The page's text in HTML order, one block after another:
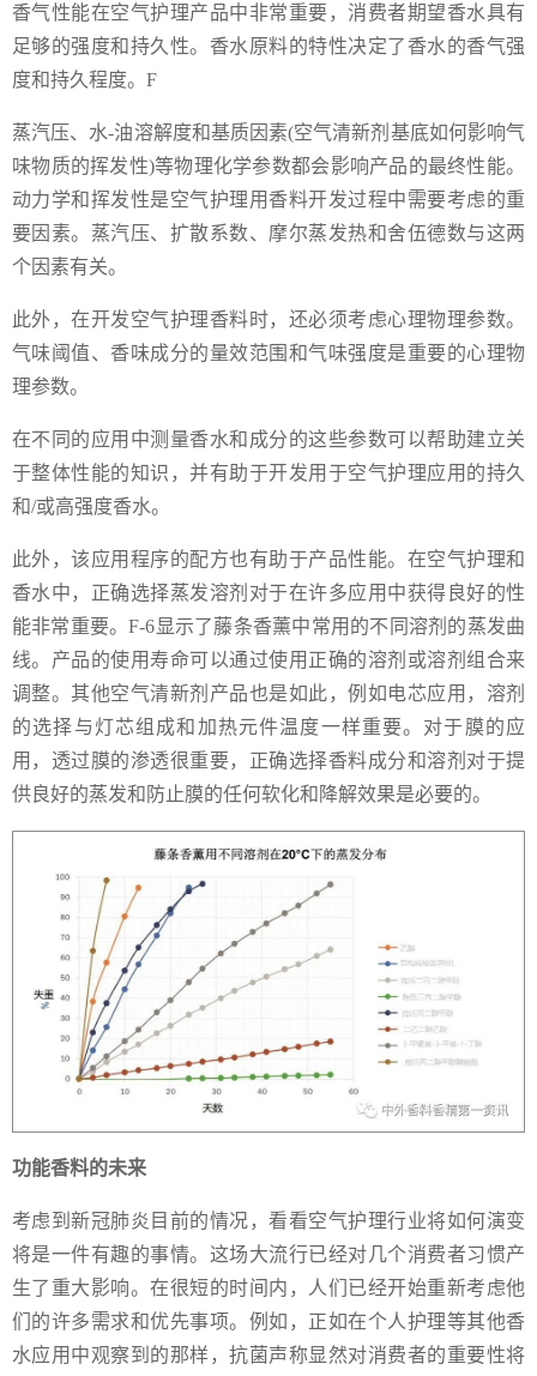
香气性能在空气护理产品中非常重要，消费者期望香水具有
足够的强度和持久性。香水原料的特性决定了香水的香气强
度和持久程度。F
蒸汽压、水-油溶解度和基质因素(空气清新剂基底如何影响气
味物质的挥发性)等物理化学参数都会影响产品的最终性能。
动力学和挥发性是空气护理用香料开发过程中需要考虑的重
要因素。蒸汽压、扩散系数、摩尔蒸发热和舍伍德数与这两
个因素有关。
此外，在开发空气护理香料时，还必须考虑心理物理参数。
气味阈值、香味成分的量效范围和气味强度是重要的心理物
理参数。
在不同的应用中测量香水和成分的这些参数可以帮助建立关
于整体性能的知识，并有助于开发用于空气护理应用的持久
和/或高强度香水。
此外，该应用程序的配方也有助于产品性能。在空气护理和
香水中，正确选择蒸发溶剂对于在许多应用中获得良好的性
能非常重要。F-6显示了藤条香薰中常用的不同溶剂的蒸发曲
线。产品的使用寿命可以通过使用正确的溶剂或溶剂组合来
调整。其他空气清新剂产品也是如此，例如电芯应用，溶剂
的选择与灯芯组成和加热元件温度一样重要。对于膜的应
用，透过膜的渗透很重要，正确选择香料成分和溶剂对于提
供良好的蒸发和防止膜的任何软化和降解效果是必要的。
功能香料的未来
考虑到新冠肺炎目前的情况，看看空气护理行业将如何演变
将是一件有趣的事情。这场大流行已经对几个消费者习惯产
生了重大影响。在很短的时间内，人们已经开始重新考虑他
们的许多需求和优先事项。例如，正如在个人护理等其他香
水应用中观察到的那样，抗菌声称显然对消费者的重要性将